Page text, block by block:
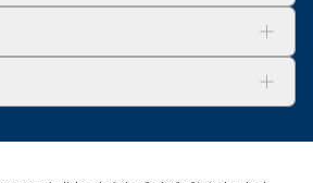
Professional Hygiene